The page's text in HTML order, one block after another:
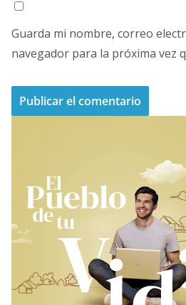
Guarda mi nombre, correo
navegador para la próxima vez
n
a
i